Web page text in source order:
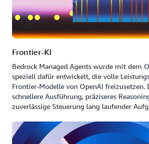
Frontier-KI
Bedrock Managed Agents wurde mit dem
speziell dafür entwickelt, die volle
Frontier-Modelle von OpenAI freizusetzen.
schnellere Ausführung, präziseres
zuverlässige Steuerung lang laufender